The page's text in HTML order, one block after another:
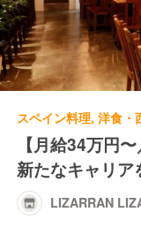
【月給34万円
新たなキャリア
LIZARRAN